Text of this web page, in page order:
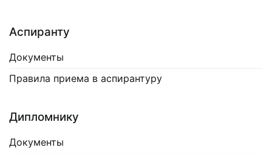
Аспиранту
Документы
Правила приема в аспирантуру
Дипломнику
Документы